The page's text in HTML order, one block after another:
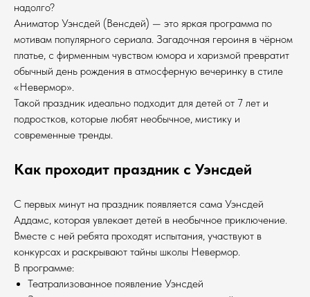
надолго?
Аниматор Уэнсдей (Венсдей) — это яркая программа по
мотивам популярного сериала. Загадочная героиня в чёрном
платье, с фирменным чувством юмора и харизмой превратит
обычный день рождения в атмосферную вечеринку в стиле
«Невермор».
Такой праздник идеально подходит для детей от 7 лет и
подростков, которые любят необычное, мистику и
современные тренды.
Как проходит праздник с Уэнсдей
С первых минут на праздник появляется сама Уэнсдей
Аддамс, которая увлекает детей в необычное приключение.
Вместе с ней ребята проходят испытания, участвуют в
конкурсах и раскрывают тайны школы Невермор.
В программе:
Театрализованное появление Уэнсдей